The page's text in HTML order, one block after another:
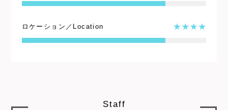
ロケーション／Location
Staff